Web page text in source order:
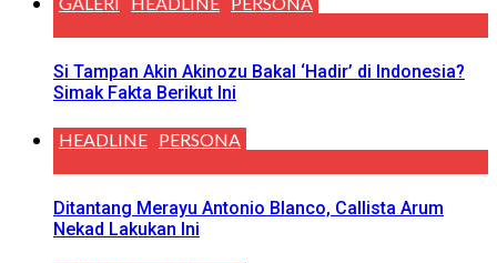
Si Tampan Akin Akinozu Bakal ‘Hadir’ di Indonesia?
Simak Fakta Berikut Ini
HEADLINE PERSONA
Ditantang Merayu Antonio Blanco, Callista Arum
Nekad Lakukan Ini